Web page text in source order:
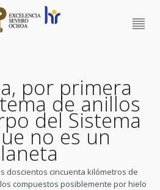
por primera
de anillos
del Sistema
no es un
doscientos cincuenta kilómetros de
compuestos posiblemente por hielo